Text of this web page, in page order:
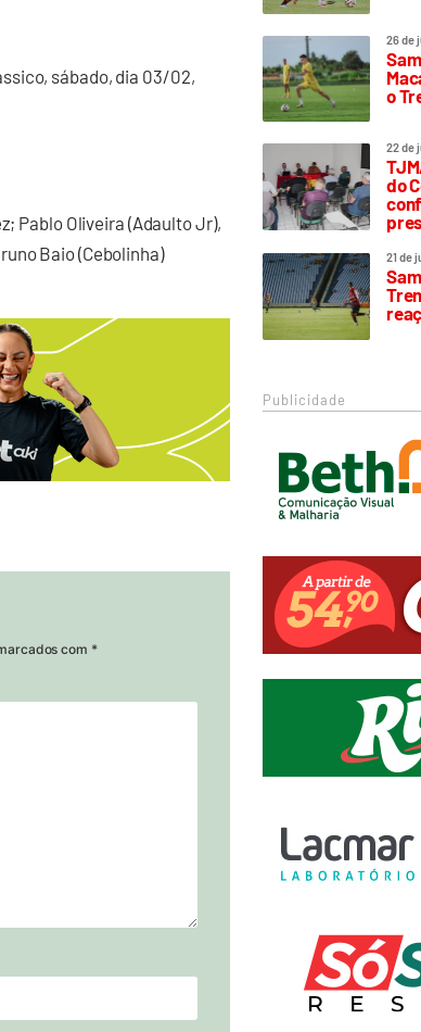
sábado, dia 03/02,
Pablo Oliveira (Adaulto Jr),
Baio (Cebolinha)
com *
26 de
o
22 de
do
21 de
Publicidade